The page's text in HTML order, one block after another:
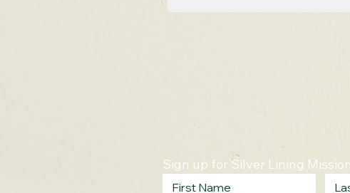
Sign up for Silver Lining